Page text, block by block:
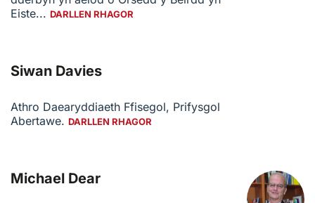
Eiste... DARLLEN RHAGOR
Siwan Davies
Athro Daearyddiaeth Ffisegol, Prifysgol
Abertawe. DARLLEN RHAGOR
Michael Dear